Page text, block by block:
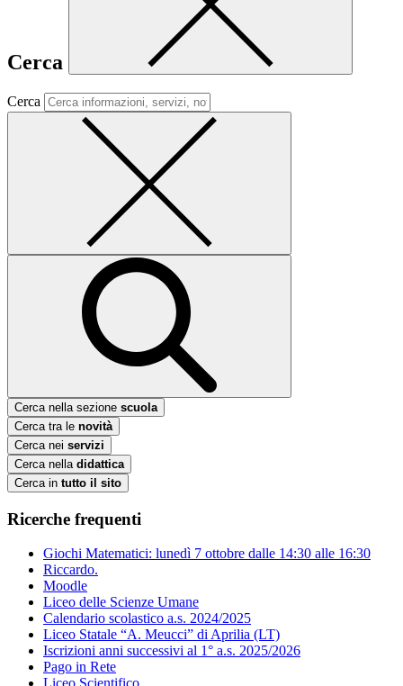
Cerca
Cerca
Cerca nella sezione scuola
Cerca tra le novità
Cerca nei servizi
Cerca nella didattica
Cerca in tutto il sito
Ricerche frequenti
Giochi Matematici: lunedì 7 ottobre dalle 14:30 alle 16:30
Riccardo.
Moodle
Liceo delle Scienze Umane
Calendario scolastico a.s. 2024/2025
Liceo Statale “A. Meucci” di Aprilia (LT)
Iscrizioni anni successivi al 1° a.s. 2025/2026
Pago in Rete